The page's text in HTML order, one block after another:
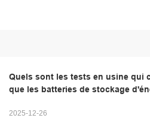
Quels sont les tests en usine qui
que les batteries de stockage
2025-12-26